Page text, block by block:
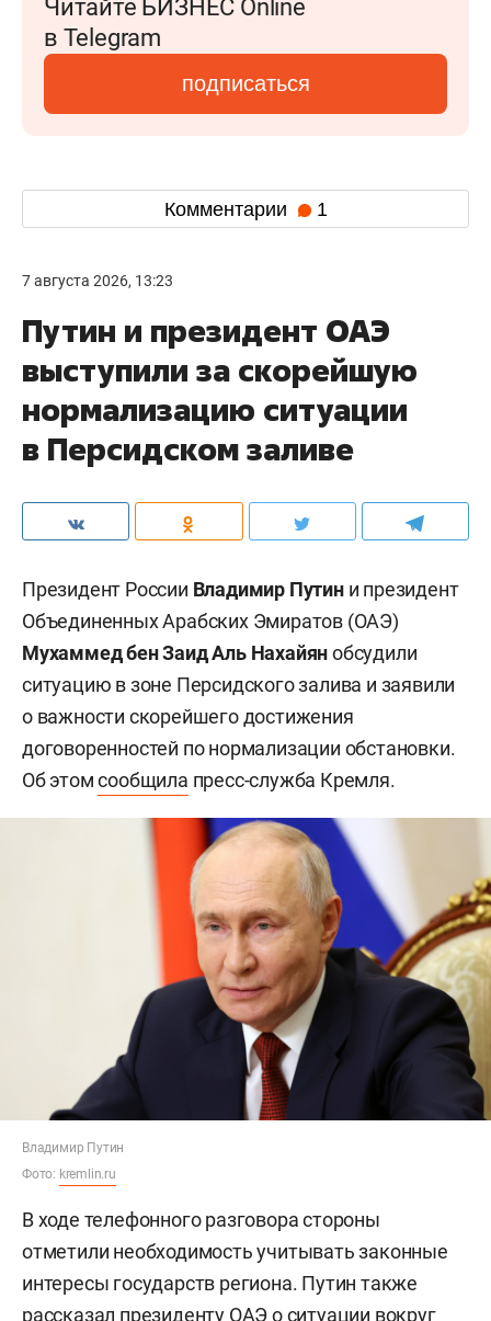
Читайте БИЗНЕС Online
в Telegram
подписаться
Комментарии 1
7 августа 2026, 13:23
Путин и президент ОАЭ
выступили за скорейшую
нормализацию ситуации
в Персидском заливе
Президент России Владимир Путини президент
Объединенных Арабских Эмиратов (ОАЭ)
Мухаммед бен Заид Аль Нахайянобсудили
ситуацию в зоне Персидского залива и заявили
о важности скорейшего достижения
договоренностей по нормализации обстановки.
Об этомсообщила пресс-служба Кремля.
Владимир Путин
Фото: kremlin.ru
В ходе телефонного разговора стороны
отметили необходимость учитывать законные
интересы государств региона. Путин также
рассказал президенту ОАЭ о ситуации вокруг